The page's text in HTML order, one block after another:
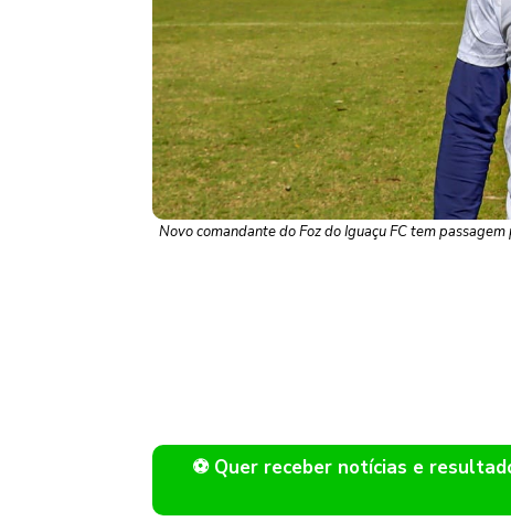
Novo comandante do Foz do Iguaçu FC tem
⚽ Quer receber notícias e